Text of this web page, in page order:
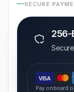
SECURE
256-
VISA
Pay onboard